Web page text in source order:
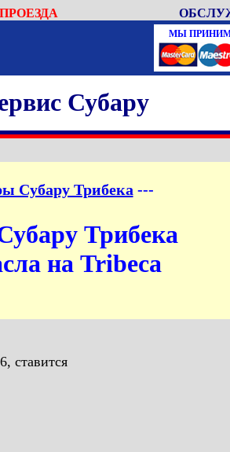
МЫ
Субару
Субару Трибека ---
Трибека
на Tribeca
ставится